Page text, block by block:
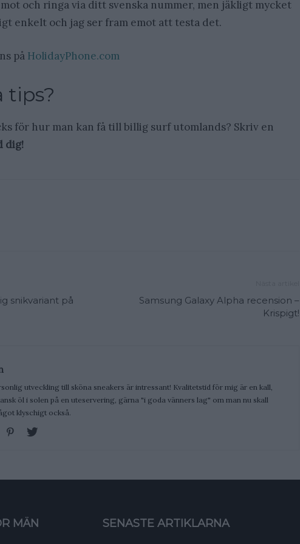
och ringa via ditt svenska nummer, men jäkligt mycket
enkelt och jag ser fram emot att testa det.
på HolidayPhone.com
tips?
för hur man kan få till billig surf utomlands? Skriv en
dig!
snikvariant på
Samsung Galaxy Alpha recension –
Krispigt!
utveckling till sköna sneakers är intressant! Kvalitetstid för mig är en kall,
öl i solen på en uteservering, gärna "i goda vänners lag" om man nu skall
klyschigt också.
MÄN SENASTE ARTIKLARNA